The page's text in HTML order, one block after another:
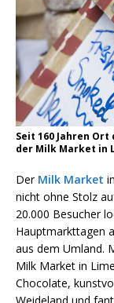
Seit 160 Jahren
der Milk Market in
Der Milk Market
nicht ohne Stolz
20.000 Besucher
Hauptmarkttagen
aus dem Umland.
Milk Market in
Chocolate,
Weideland und